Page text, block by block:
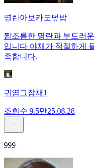
명란아보카도덮밥
짭조름한 명란과 부드러
입니다 야채가 적절하게
족합니다.
귀염그잡채1
조회수 9.5만25.08.28
999+